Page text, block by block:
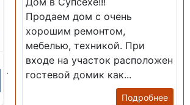
Продаем дом с очень
хорошим ремонтом,
мебелью, техникой. При
входе на участок расположен
гостевой домик как...
Подробнее